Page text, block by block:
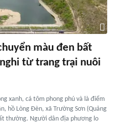
màu đen bất
từ trang trại nuôi
xanh, cá tôm phong phú và là điểm
hồ Lòng Đèn, xã Trường Sơn (Quảng
thường. Người dân địa phương lo